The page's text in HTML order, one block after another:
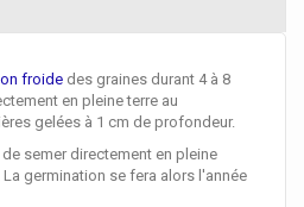
froide des graines durant 4 à 8
en pleine terre au
gelées à 1 cm de profondeur.
semer directement en pleine
germination se fera alors l'année